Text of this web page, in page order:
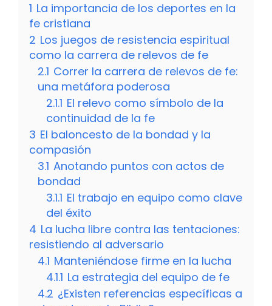
1 La importancia de los deportes en la
fe cristiana
2 Los juegos de resistencia espiritual
como la carrera de relevos de fe
2.1 Correr la carrera de relevos de fe:
una metáfora poderosa
2.1.1 El relevo como símbolo de la
continuidad de la fe
3 El baloncesto de la bondad y la
compasión
3.1 Anotando puntos con actos de
bondad
3.1.1 El trabajo en equipo como clave
del éxito
4 La lucha libre contra las tentaciones:
resistiendo al adversario
4.1 Manteniéndose firme en la lucha
4.1.1 La estrategia del equipo de fe
4.2 ¿Existen referencias específicas a